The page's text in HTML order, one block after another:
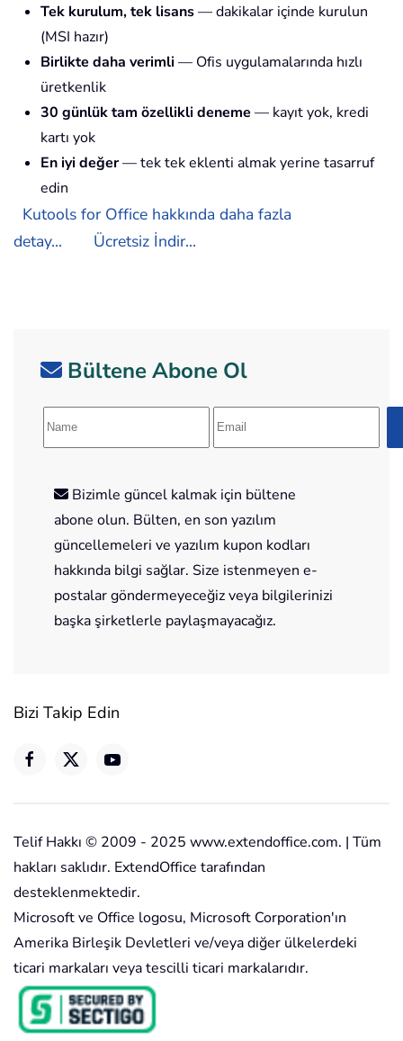
Tek kurulum, tek lisans— dakikalar içinde kurulun
(MSI hazır)
Birlikte daha verimli — Ofis uygulamalarında hızlı
üretkenlik
30 günlük tam özellikli deneme — kayıt yok, kredi
kartı yok
En iyi değer— tek tek eklenti almak yerine tasarruf
edin
Kutools for Office hakkında daha fazla
detay...
Ücretsiz İndir...
Bültene Abone Ol
Bizimle güncel kalmak için bültene
abone olun. Bülten, en son yazılım
güncellemeleri ve yazılım kupon kodları
hakkında bilgi sağlar. Size istenmeyen e-
postalar göndermeyeceğiz veya bilgilerinizi
başka şirketlerle paylaşmayacağız.
Bizi Takip Edin
Telif Hakkı © 2009 - 2025 www.extendoffice.com. | Tüm
hakları saklıdır. ExtendOffice tarafından
desteklenmektedir.
Microsoft ve Office logosu, Microsoft Corporation'ın
Amerika Birleşik Devletleri ve/veya diğer ülkelerdeki
ticari markaları veya tescilli ticari markalarıdır.